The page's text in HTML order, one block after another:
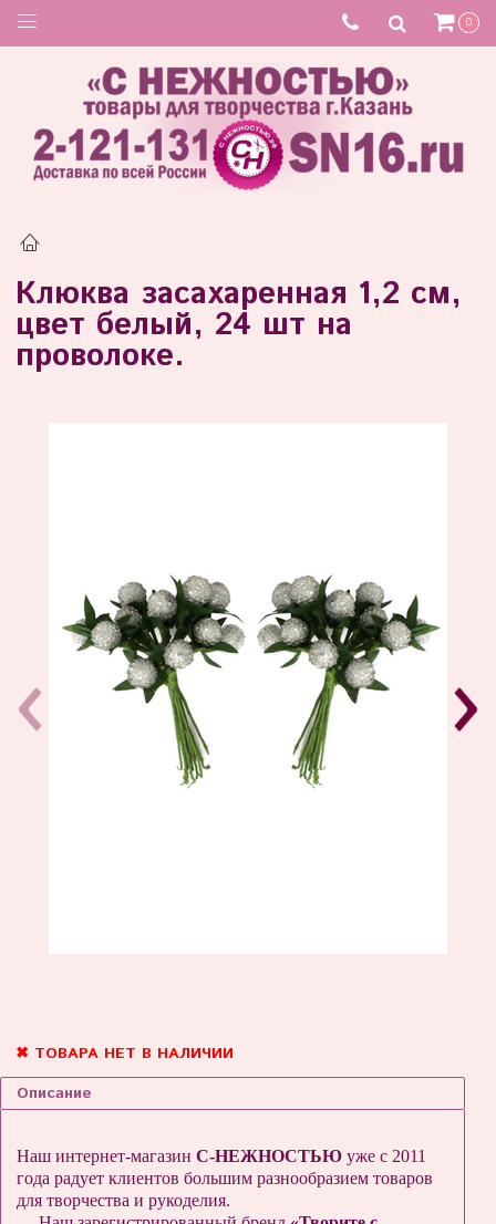
0
Клюква засахаренная 1,2 см,
цвет белый, 24 шт на
проволоке.
✖ ТОВАРА НЕТ В НАЛИЧИИ
Описание
Наш интернет-магазин С-НЕЖНОСТЬЮ уже с 2011
года радует клиентов большим разнообразием товаров
для творчества и рукоделия.
Товар отсутствует